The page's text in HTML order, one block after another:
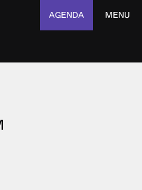
AGENDA MENU